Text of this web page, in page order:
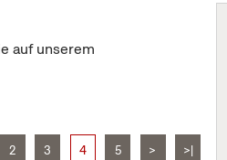
auf unserem
2 3 4 5 > >|